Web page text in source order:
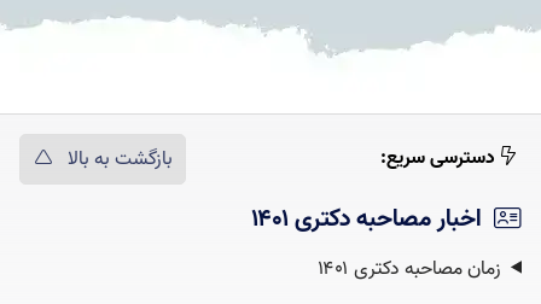
دسترسی سریع: بازگشت به بالا
اخبار مصاحبه دکتری ۱۴۰۱
زمان مصاحبه دکتری ۱۴۰۱